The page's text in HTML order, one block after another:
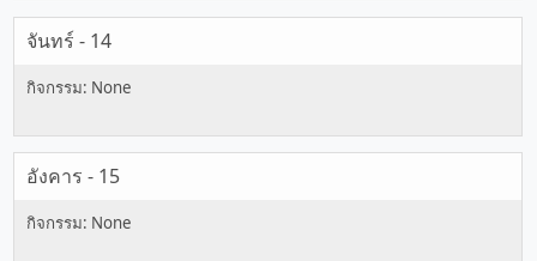
จันทร์ - 14
อังคาร - 15